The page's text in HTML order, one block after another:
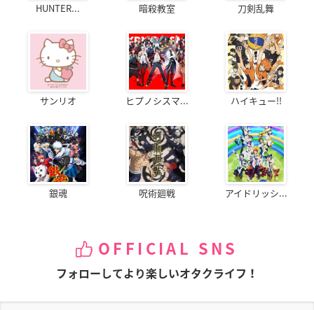
HUNTER... 暗殺教室 刀剣乱舞
サンリオ ヒプノシスマ... ハイキュー!!
銀魂 呪術廻戦 アイドリッシ...
OFFICIAL SNS
フォローしてより楽しいオタクライフ！